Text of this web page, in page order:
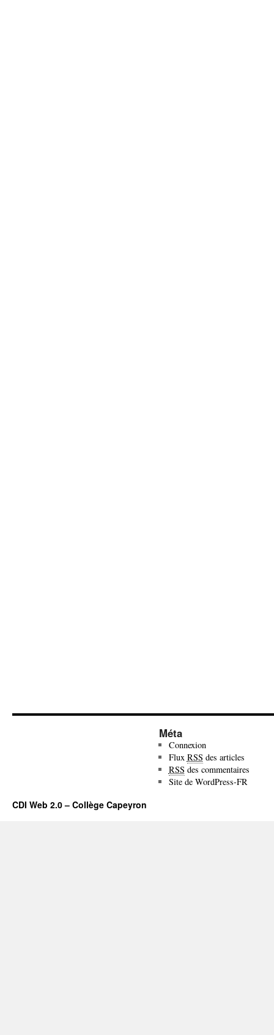
Méta
Connexion
Flux RSS des articles
RSS des commentaires
Site de WordPress-FR
CDI Web 2.0 – Collège Capeyron